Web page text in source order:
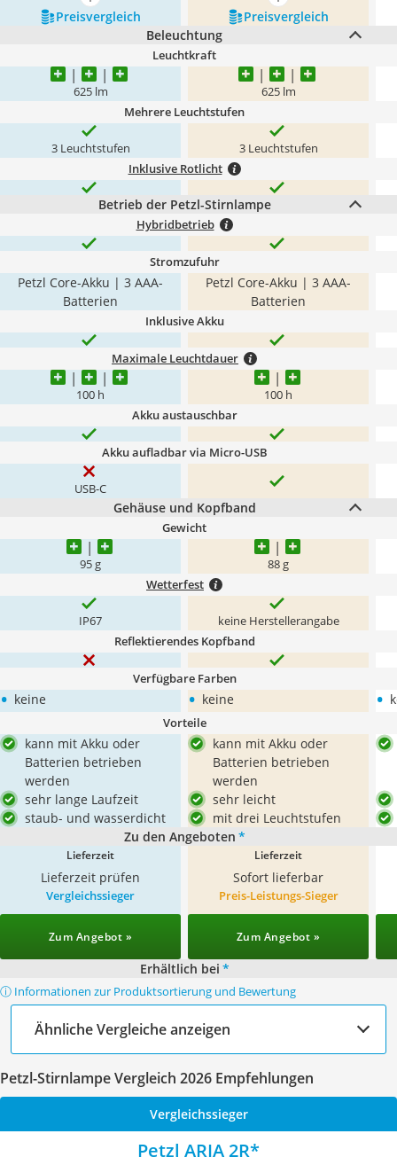
Preis­vergleich
Preis­vergleich
Beleuchtung
Leuchtkraft
625 lm 625 lm
Mehrere Leuchtstufen
3 Leuchtstufen 3 Leuchtstufen
Inklusive Rotlicht
Betrieb der Petzl-Stirnlampe
Hybridbetrieb
Stromzufuhr
Petzl Core-Akku | 3 AAA-
Batterien
Petzl Core-Akku | 3 AAA-
Batterien
Inklusive Akku
Maximale Leuchtdauer
100 h 100 h
Akku austauschbar
Akku aufladbar via Micro-USB
USB-C
Gehäuse und Kopfband
Gewicht
95 g 88 g
Wetterfest
IP67 keine Herstellerangabe
Reflektierendes Kopfband
Verfügbare Farben
• keine • keine •
Vorteile
kann mit Akku oder
Batterien betrieben
werden
sehr lange Laufzeit
staub- und wasserdicht
kann mit Akku oder
Batterien betrieben
werden
sehr leicht
mit drei Leuchtstufen
Zu den Angeboten *
Lieferzeit
Lieferzeit prüfen
Lieferzeit
Sofort lieferbar
Vergleichssieger
Zum Angebot »
Preis-Leistungs-Sieger
Zum Angebot »
Erhältlich bei *
ⓘ Informationen zur Produktsortierung und Bewertung
Ähnliche Vergleiche anzeigen
Petzl-Stirnlampe Vergleich 2026 Empfehlungen
Vergleichssieger
Petzl ARIA 2R